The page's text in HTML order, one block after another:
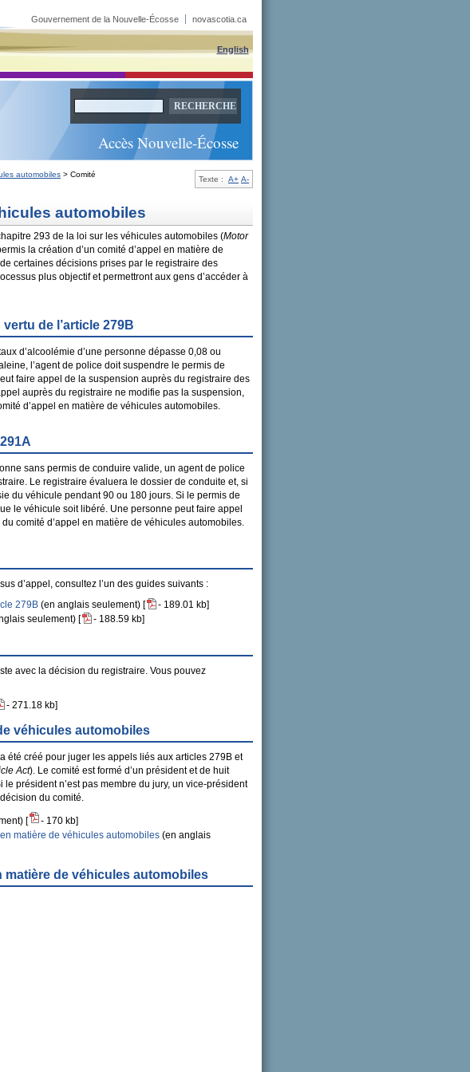
Gouvernement de la Nouvelle-Écosse novascotia.ca
English
Accès Nouvelle-Écosse
automobiles > Comité
Texte : A+ A-
automobiles
293 de la loi sur les véhicules automobiles (Motor
la création d’un comité d’appel en matière de
certaines décisions prises par le registraire des
plus objectif et permettront aux gens d’accéder à
de l’article 279B
d’alcoolémie d’une personne dépasse 0,08 ou
l’agent de police doit suspendre le permis de
faire appel de la suspension auprès du registraire des
auprès du registraire ne modifie pas la suspension,
d’appel en matière de véhicules automobiles.
sans permis de conduire valide, un agent de police
Le registraire évaluera le dossier de conduite et, si
du véhicule pendant 90 ou 180 jours. Si le permis de
le véhicule soit libéré. Une personne peut faire appel
comité d’appel en matière de véhicules automobiles.
d’appel, consultez l’un des guides suivants :
279B (en anglais seulement) [
- 189.01 kb]
seulement) [ - 188.59 kb]
avec la décision du registraire. Vous pouvez
- 271.18 kb]
véhicules automobiles
été créé pour juger les appels liés aux articles 279B et
Act). Le comité est formé d’un président et de huit
président n’est pas membre du jury, un vice-président
du comité.
[
- 170 kb]
matière de véhicules automobiles (en anglais
matière de véhicules automobiles